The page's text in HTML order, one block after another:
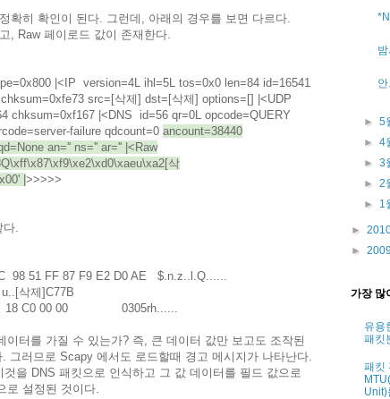
확히 확인이 된다. 그런데, 아래의 경우를 보면 다르다.
, Raw 페이로드 값이 존재한다.
|<IP version=4L ihl=5L tos=0x0 len=84 id=16541
src=[삭제] dst=[삭제] options=[] |<UDP
chksum=0xf167 |<DNS id=56 qr=0L opcode=QUERY
failure qdcount=0 ancount=38440
an='' ns='' ar='' |<Raw
삭
|>>>>>
.
98 51 FF 87 F9 E2 D0 AE $.n.z..l.Q......
삭제]C77B
18 C0 00 00 0305rh......
이터를 가질 수 있는가? 즉, 큰 데이터 값만 보고도 조작된
그러므로 Scapy 에서도 로드할때 경고 메시지가 나타난다.
을 DNS 패킷으로 인식하고 그 값 데이터를 필드 값으로
로 설정된 것이다.
►5
►4
►3
►2
► 1
►
►
가장 많
유용
패킷
패킷
Unit)